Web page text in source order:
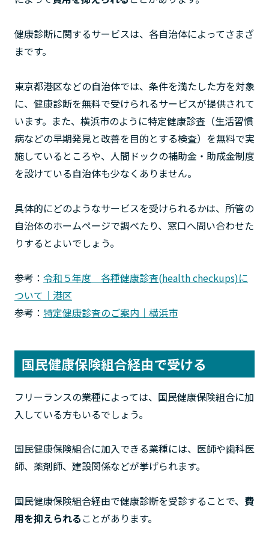
健康診断に関するサービスは、各自治体によってさまざ
まです。
東京都港区などの自治体では、条件を満たした方を対象
に、健康診断を無料で受けられるサービスが提供されて
います。また、横浜市のように特定健康診査（生活習慣
病などの早期発見と改善を目的とする検査）を無料で実
施しているところや、人間ドックの補助金・助成金制度
を設けている自治体も少なくありません。
具体的にどのようなサービスを受けられるかは、所管の
自治体のホームページで調べたり、窓口へ問い合わせた
りするとよいでしょう。
参考： 令和５年度 各種健康診査(health checkups)に
ついて｜港区
参考： 特定健康診査のご案内｜横浜市
国民健康保険組合経由で受ける
フリーランスの業種によっては、国民健康保険組合に加
入している方もいるでしょう。
国民健康保険組合に加入できる業種には、医師や歯科医
師、薬剤師、建設関係などが挙げられます。
国民健康保険組合経由で健康診断を受診することで、 費
用を抑えられることがあります。